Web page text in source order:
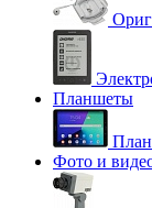
Планшеты
Фото и